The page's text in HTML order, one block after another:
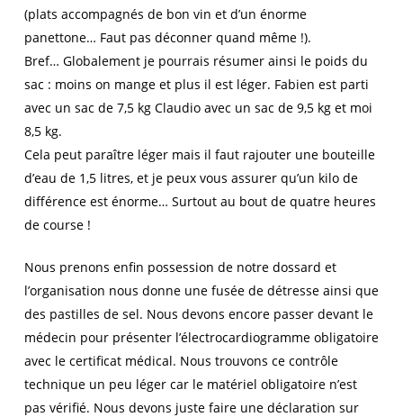
(plats accompagnés de bon vin et d’un énorme
panettone… Faut pas déconner quand même !).
Bref… Globalement je pourrais résumer ainsi le poids du
sac : moins on mange et plus il est léger. Fabien est parti
avec un sac de 7,5 kg Claudio avec un sac de 9,5 kg et moi
8,5 kg.
Cela peut paraître léger mais il faut rajouter une bouteille
d’eau de 1,5 litres, et je peux vous assurer qu’un kilo de
différence est énorme… Surtout au bout de quatre heures
de course !
Nous prenons enfin possession de notre dossard et
l’organisation nous donne une fusée de détresse ainsi que
des pastilles de sel. Nous devons encore passer devant le
médecin pour présenter l’électrocardiogramme obligatoire
avec le certificat médical. Nous trouvons ce contrôle
technique un peu léger car le matériel obligatoire n’est
pas vérifié. Nous devons juste faire une déclaration sur